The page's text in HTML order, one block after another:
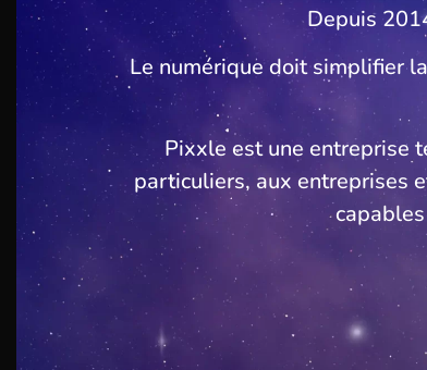
Depuis
Le numérique doit simplifier
Pixxle est une entreprise
particuliers, aux entreprises